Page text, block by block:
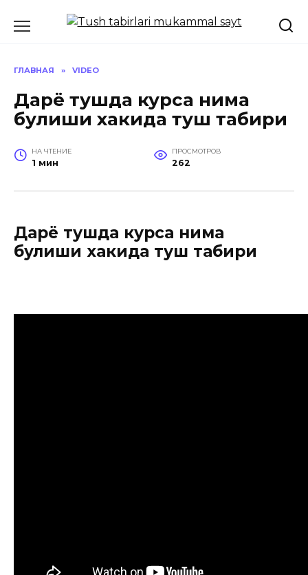
ГЛАВНАЯ » VIDEO
Дарё тушда курса нима
булиши хакида туш табири
НА ЧТЕНИЕ
1 мин
ПРОСМОТРОВ
262
Дарё тушда курса нима
булиши хакида туш табири